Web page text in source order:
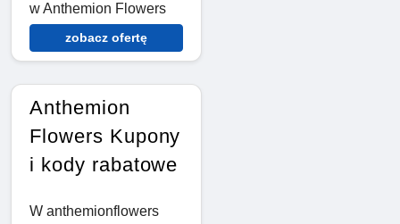
w Anthemion Flowers
zobacz ofertę
Anthemion
Flowers Kupony
i kody rabatowe
W anthemionflowers